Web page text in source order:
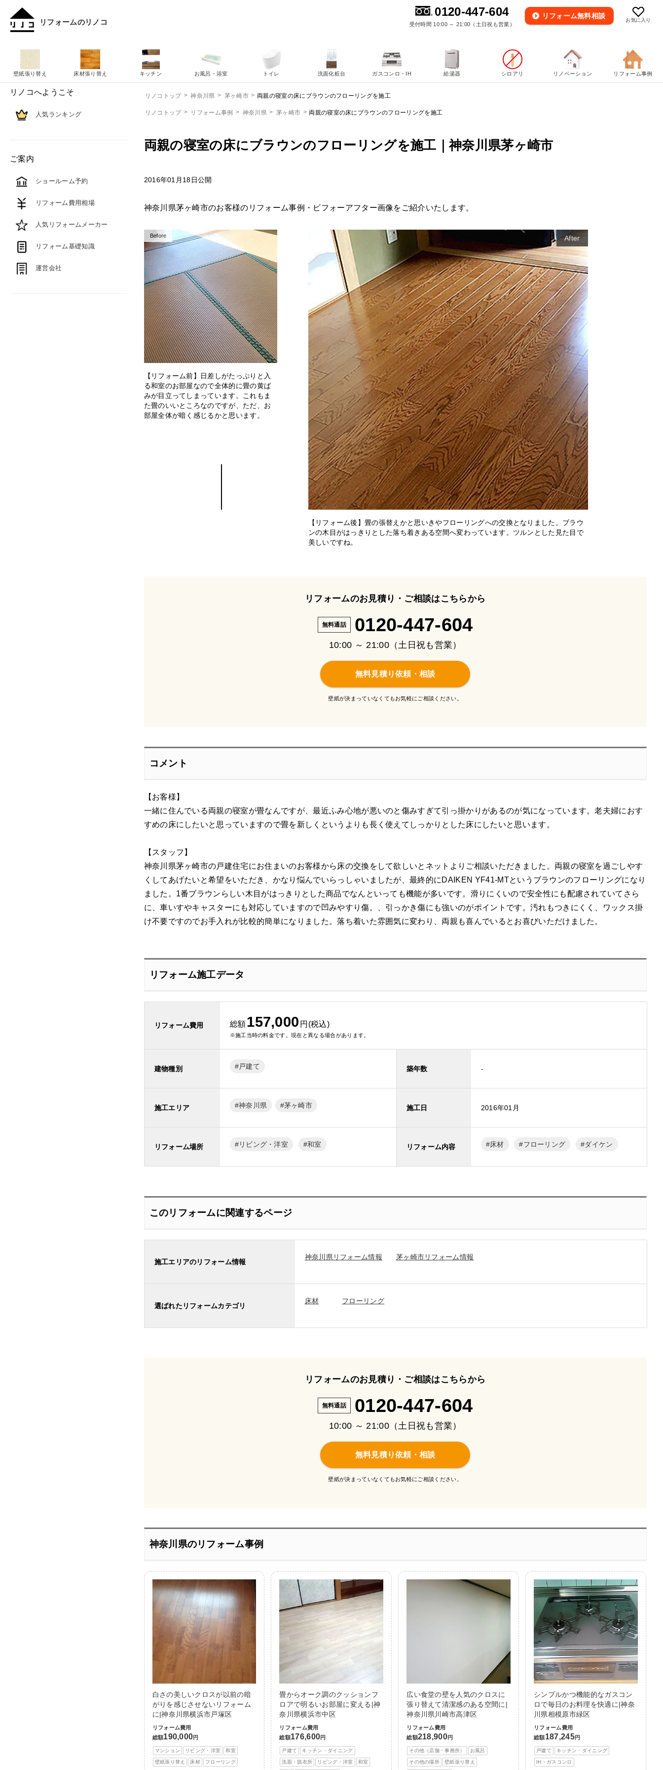
リフォームのリノコ お気に入り
0120-447-604
受付時間 10:00 ～ 21:00（土日祝も営業）
リフォーム無料相談
リノコトップ 神奈川県 茅ヶ崎市 両親の寝室の床にブラウンのフローリングを施工
リノコトップ リフォーム事例 神奈川県 茅ヶ崎市 両親の寝室の床にブラウンのフローリングを施工
両親の寝室の床にブラウンのフローリングを施工｜神奈川県茅ヶ崎市
2016年01月18日公開
神奈川県茅ヶ崎市のお客様のリフォーム事例・ビフォーアフター画像をご紹介いたします。
Before
【リフォーム前】日差しがたっぷりと入
る和室のお部屋なので全体的に畳の黄ば
みが目立ってしまっています。これもま
た畳のいいところなのですが、ただ、お
部屋全体が暗く感じるかと思います。
After
【リフォーム後】畳の張替えかと思いきやフローリングへの交換となりました。ブラウ
ンの木目がはっきりとした落ち着きある空間へ変わっています。ツルンとした見た目で
美しいですね。
リフォームのお見積り・ご相談はこちらから
無料通話 0120-447-604
10:00 ～ 21:00（土日祝も営業）
無料見積り依頼・相談
壁紙が決まっていなくてもお気軽にご相談ください。
コメント
【お客様】
一緒に住んでいる両親の寝室が畳なんですが、最近ふみ心地が悪いのと傷みすぎて引っ掛かりがあるのが気になっています。老夫婦におす
すめの床にしたいと思っていますので畳を新しくというよりも長く使えてしっかりとした床にしたいと思います。
【スタッフ】
神奈川県茅ヶ崎市の戸建住宅にお住まいのお客様から床の交換をして欲しいとネットよりご相談いただきました。両親の寝室を過ごしやす
くしてあげたいと希望をいただき、かなり悩んでいらっしゃいましたが、最終的にDAIKEN YF41-MTというブラウンのフローリングになり
ました。1番ブラウンらしい木目がはっきりとした商品でなんといっても機能が多いです。滑りにくいので安全性にも配慮されていてさら
に、車いすやキャスターにも対応していますので凹みやすり傷。、引っかき傷にも強いのがポイントです。汚れもつきにくく、ワックス掛
け不要ですのでお手入れが比較的簡単になりました。落ち着いた雰囲気に変わり、両親も喜んでいるとお喜びいただけました。
リフォーム施工データ
リフォーム費用 総額157,000 円(税込)
※施工当時の料金です。現在と異なる場合があります。
建物種別 戸建て 築年数 -
施工エリア 神奈川県 茅ヶ崎市 施工日 2016年01月
リフォーム場所 リビング・洋室 和室 リフォーム内容 床材 フローリング ダイケン
このリフォームに関連するページ
施工エリアのリフォーム情報
神奈川県リフォーム情報 茅ヶ崎市リフォーム情報
選ばれたリフォームカテゴリ
床材 フローリング
リフォームのお見積り・ご相談はこちらから
無料通話 0120-447-604
10:00 ～ 21:00（土日祝も営業）
無料見積り依頼・相談
壁紙が決まっていなくてもお気軽にご相談ください。
神奈川県のリフォーム事例
白さの美しいクロスが以前の暗
がりを感じさせないリフォーム
に|神奈川県横浜市戸塚区
リフォーム費用
総額190,000円
マンション リビング・洋室 和室
壁紙張り替え 床材 フローリング
畳からオーク調のクッションフ
ロアで明るいお部屋に変える|神
奈川県横浜市中区
リフォーム費用
総額176,600円
戸建て キッチン・ダイニング
洗面・脱衣所 リビング・洋室 和室
広い食堂の壁を人気のクロスに
張り替えて清潔感のある空間に|
神奈川県川崎市高津区
リフォーム費用
総額218,900円
その他（店舗・事務所） お風呂
その他の場所 壁紙張り替え
シンプルかつ機能的なガスコン
ロで毎日のお料理を快適に|神奈
川県相模原市緑区
リフォーム費用
総額187,245円
戸建て キッチン・ダイニング
IH・ガスコンロ
壁紙張り替え 床材張り替え キッチン お風呂・浴室 トイレ 洗面化粧台 ガスコンロ・IH 給湯器 シロアリ リノベーション リフォーム事例
リノコへようこそ
人気ランキング
ご案内
ショールーム予約
リフォーム費用相場
人気リフォームメーカー
リフォーム基礎知識
運営会社